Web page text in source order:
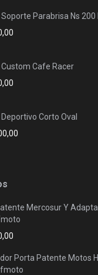
Soporte Parabrisa Ns
Custom Cafe Racer
Corto Oval
Mercosur Y
Porta Patente Motos